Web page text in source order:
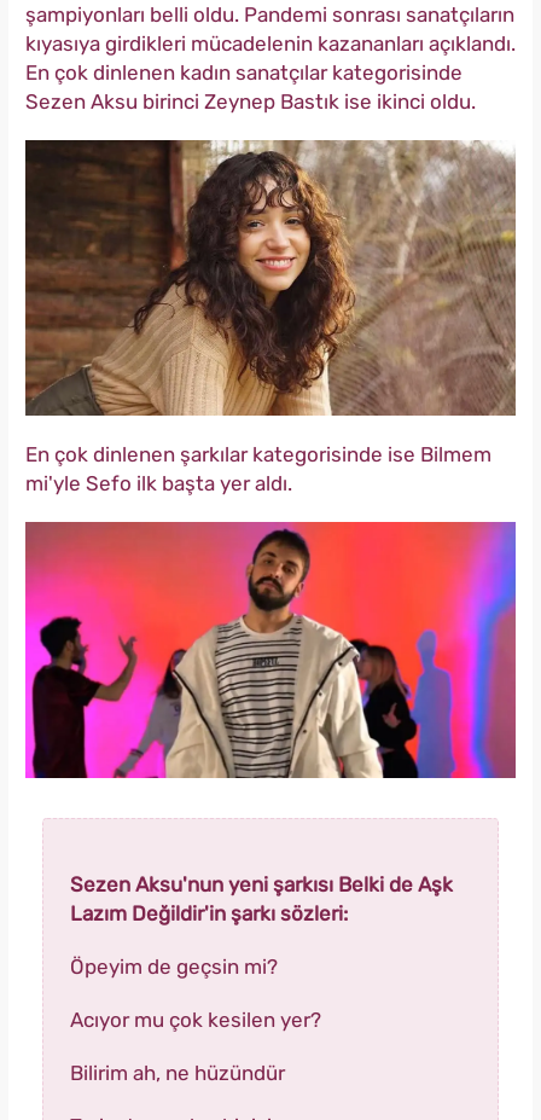
şampiyonları belli oldu. Pandemi sonrası sanatçıların
kıyasıya girdikleri mücadelenin kazananları açıklandı.
En çok dinlenen kadın sanatçılar kategorisinde
Sezen Aksu birinci Zeynep Bastık ise ikinci oldu.
En çok dinlenen şarkılar kategorisinde ise Bilmem
mi'yle Sefo ilk başta yer aldı.
Sezen Aksu'nun yeni şarkısı Belki de Aşk
Lazım Değildir'in şarkı sözleri:
Öpeyim de geçsin mi?
Acıyor mu çok kesilen yer?
Bilirim ah, ne hüzündür